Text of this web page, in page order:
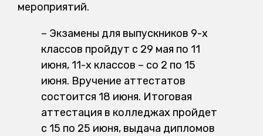
мероприятий.
– Экзамены для выпускников 9-х
классов пройдут с 29 мая по 11
июня, 11-х классов – со 2 по 15
июня. Вручение аттестатов
состоится 18 июня. Итоговая
аттестация в колледжах пройдет
с 15 по 25 июня, выдача дипломов